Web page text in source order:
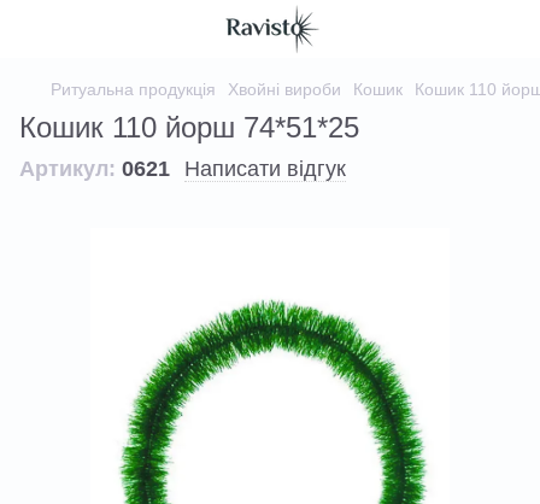
Ритуальна продукція Хвойні вироби Кошик Кошик 110
Кошик 110 йорш 74*51*25
Артикул: 0621 Написати відгук